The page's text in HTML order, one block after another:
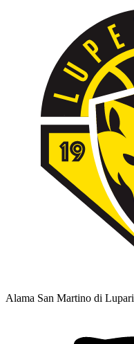
Alama San Martino di Lupari